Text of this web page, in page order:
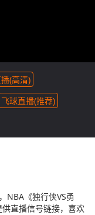
(高清)
飞球直播(推荐)
NBA《独行侠VS勇
直播信号链接，喜欢